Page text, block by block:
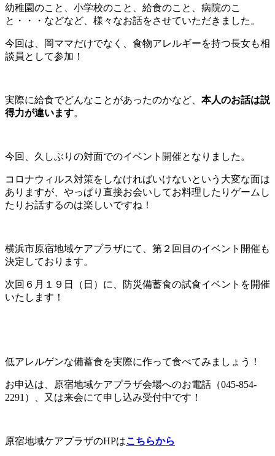
幼稚園のこと、小学校のこと、給食のこと、病院のこ
と・・・などなど、様々なお話をさせていただきました。
今回は、岡ママだけでなく、食物アレルギーを持つ長女も相
談員として参加！
実際に給食でどんなことがあったのかなど、 本人のお話は説
得力が違います。
今回、久しぶりの対面でのイベント開催となりました。
コロナウィルス対策をしなければいけないという大変な面は
ありますが、やっぱり直接お会いしてお料理したりゲームし
たりお話するのは楽しいですね！
横浜市原宿地域ケアプラザにて、第２回目のイベント開催も
決定しております。
次回６月１９日（日）に、防災備蓄食の試食イベントを開催
いたします！
低アレルゲンな備蓄食を実際に作って食べてみましょう！
お申込は、原宿地域ケアプラザ会場へのお電話（045-854-
2291）、又は来会にて申し込み受付中です！
原宿地域ケアプラザのHPはこちらから